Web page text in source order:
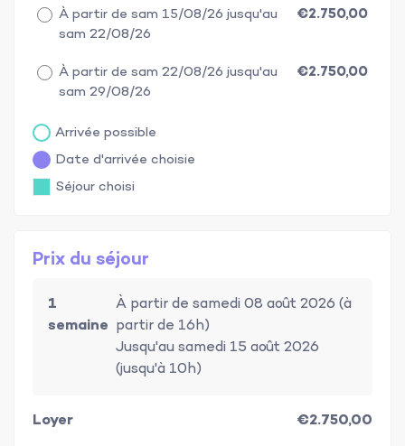
À partir de sam 15/08/26 jusqu'au
sam 22/08/26
€2.750,00
À partir de sam 22/08/26 jusqu'au
sam 29/08/26
€2.750,00
Arrivée possible
Date d'arrivée choisie
Séjour choisi
Prix du séjour
1
semaine
À partir de samedi 08 août 2026 (à
partir de 16h)
Jusqu'au samedi 15 août 2026
(jusqu'à 10h)
Loyer
€2.750,00